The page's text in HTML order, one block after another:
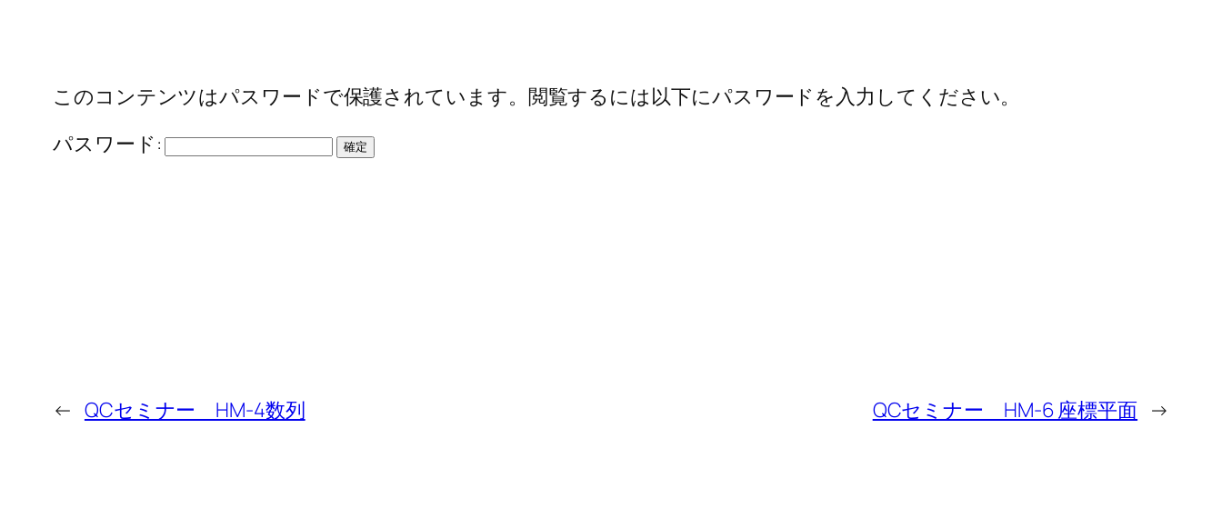
このコンテンツはパスワードで保護されています。閲覧するには以下にパスワードを入力してください。
パスワード:
← QCセミナー HM-4数列 QCセミナー HM-6 座標平面 →